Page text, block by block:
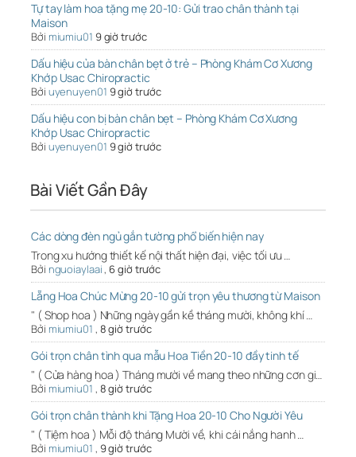
Tự tay làm hoa tặng mẹ 20-10: Gửi trao chân thành tại
Maison
Bởi miumiu01 9 giờ trước
Dấu hiệu của bàn chân bẹt ở trẻ – Phòng Khám Cơ Xương
Khớp Usac Chiropractic
Bởi uyenuyen01 9 giờ trước
Dấu hiệu con bị bàn chân bẹt – Phòng Khám Cơ Xương
Khớp Usac Chiropractic
Bởi uyenuyen01 9 giờ trước
Bài Viết Gần Đây
Các dòng đèn ngủ gắn tường phổ biến hiện nay
Trong xu hướng thiết kế nội thất hiện đại, việc tối ưu …
Bởi nguoiaylaai, 6 giờ trước
Lẵng Hoa Chúc Mừng 20-10 gửi trọn yêu thương từ Maison
" ( Shop hoa ) Những ngày gần kề tháng mười, không khí …
Bởi miumiu01 , 8 giờ trước
Gói trọn chân tình qua mẫu Hoa Tiền 20-10 đầy tinh tế
" ( Cửa hàng hoa ) Tháng mười về mang theo những cơn gi…
Bởi miumiu01 , 8 giờ trước
Gói trọn chân thành khi Tặng Hoa 20-10 Cho Người Yêu
" ( Tiệm hoa ) Mỗi độ tháng Mười về, khi cái nắng hanh …
Bởi miumiu01 , 9 giờ trước